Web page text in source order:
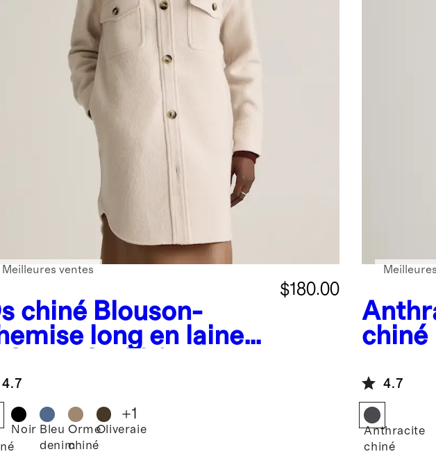
chiné Blouson-
long en laine
$180.00
Meilleures ventes
4.7
Noir Bleu
denim
Orme
chiné
Oliveraie
+1
chiné
4.7
Anthracite
chiné